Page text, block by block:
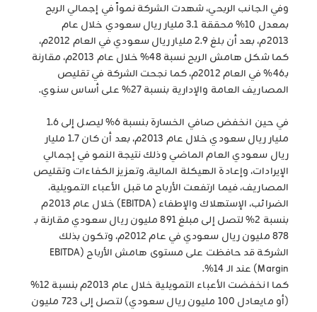
وفي الجانب الربحي، شهدت الشركة نمواً في إجمالي الربح
بمعدل 10% محققة 3.1 مليار ريال سعودي خلال عام
2013م، بعد أن بلغ 2.9 مليار ريال سعودي في العام 2012م،
كما شكل هامش الربح نسبة 48% خلال عام 2013م، مقارنة
بـ46% في العام 2012م، كما نجحت الشركة في تقليص
المصاريف العامة والإدارية بنسبة 27% على أساس سنوي.
في حين انخفض صافي الخسارة بنسبة 6% ليصل إلى 1.6
مليار ريال سعودي خلال عام 2013م، بعد أن كان 1.7 مليار
ريال سعودي العام الماضي وذلك نتيجة النمو في إجمالي
الإيرادات، وإعادة الهيكلة المالية، وتعزيز الكفاءات وتقليص
المصاريف، فيما ارتفعت الأرباح ما قبل الأعباء التمويلية،
الضرائب، الإستهلاك والإطفاء (EBITDA) خلال عام 2013م
بنسبة 2% لتصل إلى مبلغ 891 مليون ريال سعودي مقارنة بـ
878 مليون ريال سعودي في عام 2012م، وتكون بذلك
الشركة قد حافظت على مستوى هامش الأرباح (EBITDA
Margin) عند الـ 14%.
كما انخفضت الأعباء التمويلية خلال عام 2013م بنسبة 12%
(أو مايعادل 100 مليون ريال سعودي) لتصل إلى 723 مليون